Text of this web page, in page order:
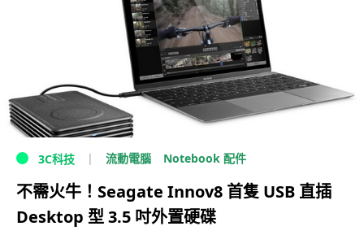
3C科技 流動電腦 Notebook 配件
不需火牛！Seagate Innov8 首隻 USB 直插
Desktop 型 3.5 吋外置硬碟